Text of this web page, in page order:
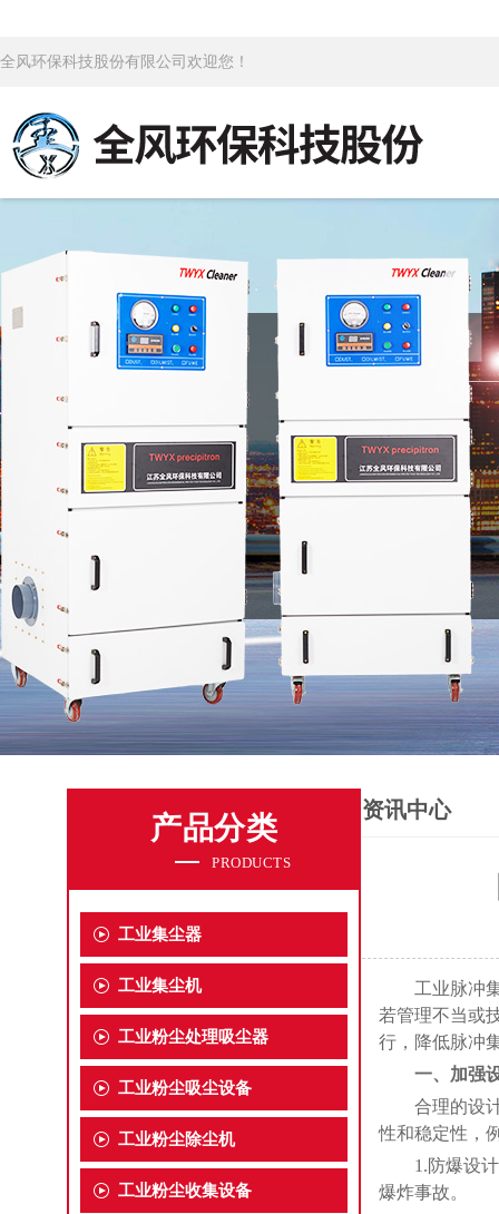
全风环保科技股份有限公司欢迎您！
产品分类
PRODUCTS
工业集尘器
工业集尘机
工业粉尘处理吸尘器
工业粉尘吸尘设备
工业粉尘除尘机
工业粉尘收集设备
资讯中心
工业脉冲集
若管理不当或
行，降低脉冲
一、加强
合理的设计
性和稳定性，
1.防爆设计
爆炸事故。